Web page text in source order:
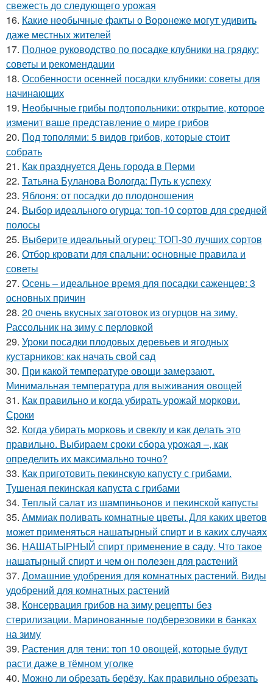
свежесть до следующего урожая
16. Какие необычные факты о Воронеже могут удивить
даже местных жителей
17. Полное руководство по посадке клубники на грядку:
советы и рекомендации
18. Особенности осенней посадки клубники: советы для
начинающих
19. Необычные грибы подтопольники: открытие, которое
изменит ваше представление о мире грибов
20. Под тополями: 5 видов грибов, которые стоит
собрать
21. Как празднуется День города в Перми
22. Татьяна Буланова Вологда: Путь к успеху
23. Яблоня: от посадки до плодоношения
24. Выбор идеального огурца: топ-10 сортов для средней
полосы
25. Выберите идеальный огурец: ТОП-30 лучших сортов
26. Отбор кровати для спальни: основные правила и
советы
27. Осень – идеальное время для посадки саженцев: 3
основных причин
28. 20 очень вкусных заготовок из огурцов на зиму.
Рассольник на зиму с перловкой
29. Уроки посадки плодовых деревьев и ягодных
кустарников: как начать свой сад
30. При какой температуре овощи замерзают.
Минимальная температура для выживания овощей
31. Как правильно и когда убирать урожай моркови.
Сроки
32. Когда убирать морковь и свеклу и как делать это
правильно. Выбираем сроки сбора урожая –, как
определить их максимально точно?
33. Как приготовить пекинскую капусту с грибами.
Тушеная пекинская капуста с грибами
34. Теплый салат из шампиньонов и пекинской капусты
35. Аммиак поливать комнатные цветы. Для каких цветов
может применяться нашатырный спирт и в каких случаях
36. НАШАТЫРНЫЙ спирт применение в саду. Что такое
нашатырный спирт и чем он полезен для растений
37. Домашние удобрения для комнатных растений. Виды
удобрений для комнатных растений
38. Консервация грибов на зиму рецепты без
стерилизации. Маринованные подберезовики в банках
на зиму
39. Растения для тени: топ 10 овощей, которые будут
расти даже в тёмном уголке
40. Можно ли обрезать берёзу. Как правильно обрезать